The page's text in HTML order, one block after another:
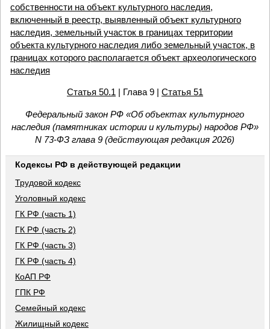
собственности на объект культурного наследия,
включенный в реестр, выявленный объект культурного
наследия, земельный участок в границах территории
объекта культурного наследия либо земельный участок, в
границах которого располагается объект археологического
наследия
Статья 50.1 | Глава 9 | Статья 51
Федеральный закон РФ «Об объектах культурного
наследия (памятниках истории и культуры) народов РФ»
N 73-ФЗ глава 9 (действующая редакция 2026)
Кодексы РФ в действующей редакции
Трудовой кодекс
Уголовный кодекс
ГК РФ (часть 1)
ГК РФ (часть 2)
ГК РФ (часть 3)
ГК РФ (часть 4)
КоАП РФ
ГПК РФ
Семейный кодекс
Жилищный кодекс